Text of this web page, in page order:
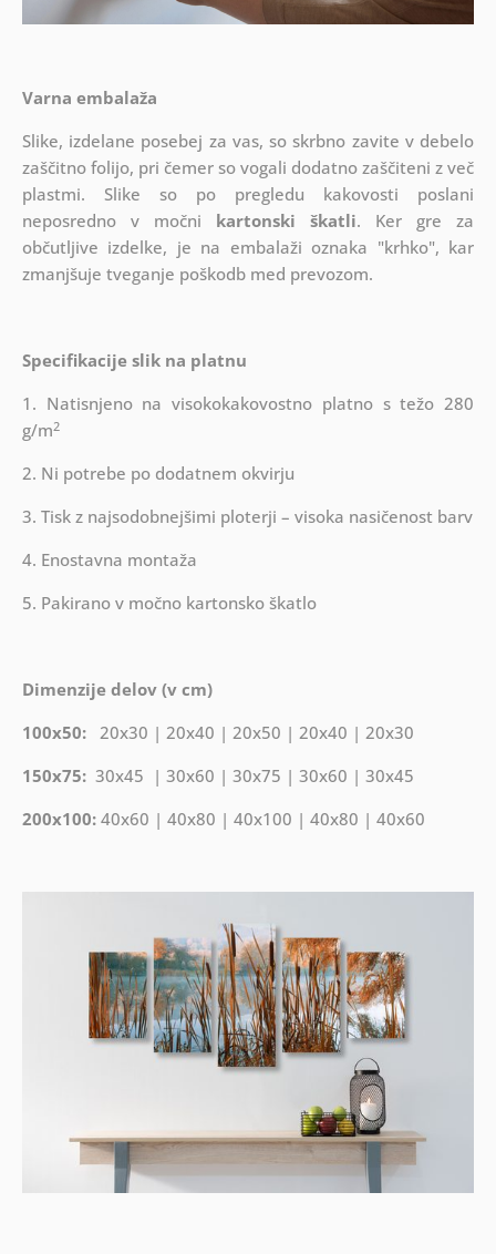
Varna embalaža
Slike, izdelane posebej za vas, so skrbno zavite v debelo
zaščitno folijo, pri čemer so vogali dodatno zaščiteni z več
plastmi. Slike so po pregledu kakovosti poslani
neposredno v močni kartonski škatli. Ker gre za
občutljive izdelke, je na embalaži oznaka "krhko", kar
zmanjšuje tveganje poškodb med prevozom.
Specifikacije slik na platnu
1. Natisnjeno na visokokakovostno platno s težo 280
g/m2
2. Ni potrebe po dodatnem okvirju
3. Tisk z najsodobnejšimi ploterji – visoka nasičenost barv
4. Enostavna montaža
5. Pakirano v močno kartonsko škatlo
Dimenzije delov (v cm)
100x50: 20x30 | 20x40 | 20x50 | 20x40 | 20x30
150x75: 30x45 | 30x60 | 30x75 | 30x60 | 30x45
200x100: 40x60 | 40x80 | 40x100 | 40x80 | 40x60